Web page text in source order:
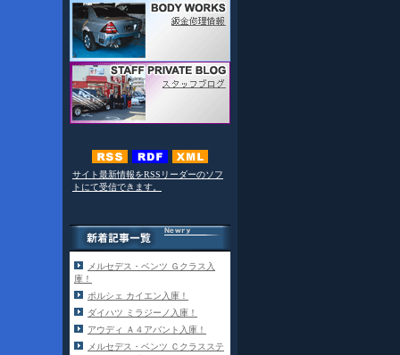
サイト最新情報をRSSリーダーのソフ
トにて受信できます。
メルセデス・ベンツ Ｇクラス入
庫！
ポルシェ カイエン入庫！
ダイハツ ミラジーノ入庫！
アウディ Ａ４アバント入庫！
メルセデス・ベンツ Ｃクラスステ